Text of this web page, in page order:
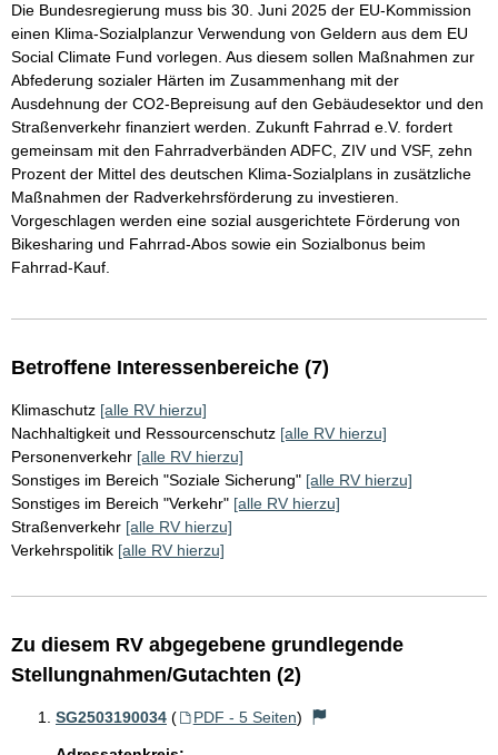
Die Bundesregierung muss bis 30. Juni 2025 der EU-Kommission
einen Klima-Sozialplanzur Verwendung von Geldern aus dem EU
Social Climate Fund vorlegen. Aus diesem sollen Maßnahmen zur
Abfederung sozialer Härten im Zusammenhang mit der
Ausdehnung der CO2-Bepreisung auf den Gebäudesektor und den
Straßenverkehr finanziert werden. Zukunft Fahrrad e.V. fordert
gemeinsam mit den Fahrradverbänden ADFC, ZIV und VSF, zehn
Prozent der Mittel des deutschen Klima-Sozialplans in zusätzliche
Maßnahmen der Radverkehrsförderung zu investieren.
Vorgeschlagen werden eine sozial ausgerichtete Förderung von
Bikesharing und Fahrrad-Abos sowie ein Sozialbonus beim
Fahrrad-Kauf.
Betroffene Interessenbereiche (7)
Klimaschutz [alle RV hierzu]
Nachhaltigkeit und Ressourcenschutz [alle RV hierzu]
Personenverkehr [alle RV hierzu]
Sonstiges im Bereich "Soziale Sicherung" [alle RV hierzu]
Sonstiges im Bereich "Verkehr" [alle RV hierzu]
Straßenverkehr [alle RV hierzu]
Verkehrspolitik [alle RV hierzu]
Zu diesem RV abgegebene grundlegende
Stellungnahmen/Gutachten (2)
SG2503190034 ( PDF - 5 Seiten)